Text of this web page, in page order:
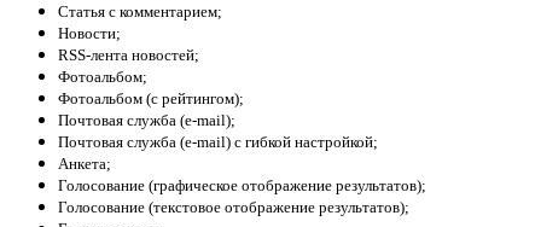
Статья с комментарием;
Новости;
RSS-лента новостей;
Фотоальбом;
Фотоальбом (с рейтингом);
Почтовая служба (e-mail);
Почтовая служба (e-mail) с гибкой настройкой;
Анкета;
Голосование (графическое отображение результатов);
Голосование (текстовое отображение результатов);